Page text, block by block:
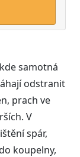
samotná
odstranit
prach ve
V
spár,
koupelny,